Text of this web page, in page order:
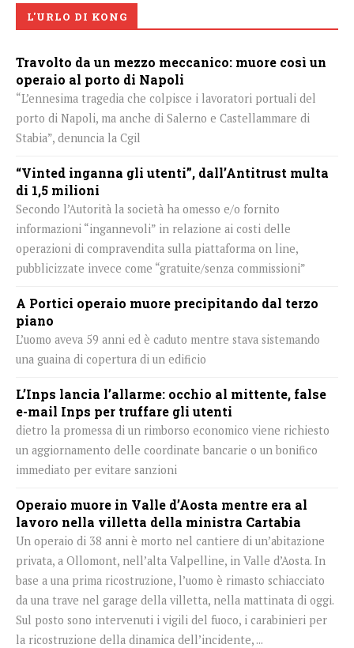
L'URLO DI KONG
Travolto da un mezzo meccanico: muore così un
operaio al porto di Napoli
“L’ennesima tragedia che colpisce i lavoratori portuali del
porto di Napoli, ma anche di Salerno e Castellammare di
Stabia”, denuncia la Cgil
“Vinted inganna gli utenti”, dall’Antitrust multa
di 1,5 milioni
Secondo l’Autorità la società ha omesso e/o fornito
informazioni “ingannevoli” in relazione ai costi delle
operazioni di compravendita sulla piattaforma on line,
pubblicizzate invece come “gratuite/senza commissioni”
A Portici operaio muore precipitando dal terzo
piano
L’uomo aveva 59 anni ed è caduto mentre stava sistemando
una guaina di copertura di un edificio
L’Inps lancia l’allarme: occhio al mittente, false
e-mail Inps per truffare gli utenti
dietro la promessa di un rimborso economico viene richiesto
un aggiornamento delle coordinate bancarie o un bonifico
immediato per evitare sanzioni
Operaio muore in Valle d’Aosta mentre era al
lavoro nella villetta della ministra Cartabia
Un operaio di 38 anni è morto nel cantiere di un’abitazione
privata, a Ollomont, nell’alta Valpelline, in Valle d’Aosta. In
base a una prima ricostruzione, l’uomo è rimasto schiacciato
da una trave nel garage della villetta, nella mattinata di oggi.
Sul posto sono intervenuti i vigili del fuoco, i carabinieri per
la ricostruzione della dinamica dell’incidente, ...